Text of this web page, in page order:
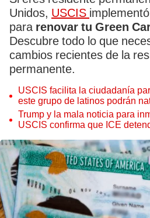
Unidos, USCIS
para renovar tu Green
Descubre todo lo que
cambios recientes de la
permanente.
USCIS facilita la ciudadanía
este grupo de latinos podrán
con un solo paso
Trump y la mala noticia para
USCIS confirma que ICE